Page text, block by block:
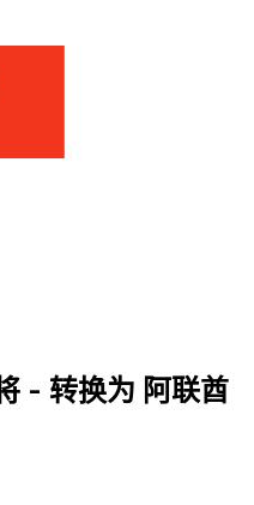
- 转换为 阿联酋